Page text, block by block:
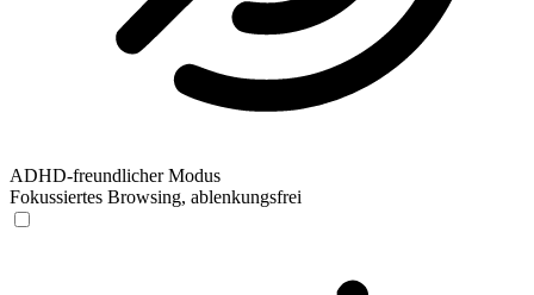
ADHD-freundlicher Modus
Fokussiertes Browsing, ablenkungsfrei